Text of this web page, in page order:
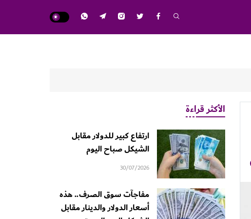
الأكثر قراءة
ارتفاع كبير للدولار مقابل
الشيكل صباح اليوم
30/07/2026
مفاجآت سوق الصرف.. هذه
أسعار الدولار والدينار مقابل